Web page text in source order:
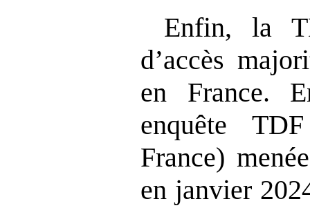
Enfin, la
d’accès
en France.
enquête
France)
en janvier